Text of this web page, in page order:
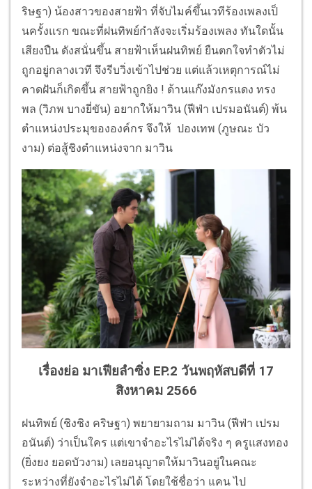
ริษฐา) น้องสาวของสายฟ้า ที่จับไมค์ขึ้นเวทีร้องเพลงเป็
นครั้งแรก ขณะที่ฝนทิพย์กำลังจะเริ่มร้องเพลง ทันใดนั้น
เสียงปืน ดังสนั่นขึ้น สายฟ้าเห็นฝนทิพย์ ยืนตกใจทำตัวไม่
ถูกอยู่กลางเวที จึงรีบวิ่งเข้าไปช่วย แต่แล้วเหตุการณ์ไม่
คาดฝันก็เกิดขึ้น สายฟ้าถูกยิง ! ด้านแก๊งมังกรแดง ทรง
พล (วิภพ บางยี่ขัน) อยากให้มาวิน (ฟีฟ่า เปรมอนันต์) พ้น
ตำแหน่งประมุขององค์กร จึงให้ ปองเทพ (ภูษณะ บัว
งาม) ต่อสู้ชิงตำแหน่งจาก มาวิน
เรื่องย่อ มาเฟียลำซิ่ง EP.2 วันพฤหัสบดีที่ 17
สิงหาคม 2566
ฝนทิพย์ (ชิงชิง คริษฐา) พยายามถาม มาวิน (ฟีฟ่า เปรม
อนันต์) ว่าเป็นใคร แต่เขาจำอะไรไม่ได้จริง ๆ ครูแสงทอง
(ยิ่งยง ยอดบัวงาม) เลยอนุญาตให้มาวินอยู่ในคณะ
ระหว่างที่ยังจำอะไรไม่ได้ โดยใช้ชื่อว่า แคน ไป